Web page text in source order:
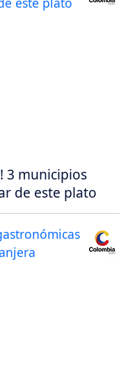
3 municipios
de este plato